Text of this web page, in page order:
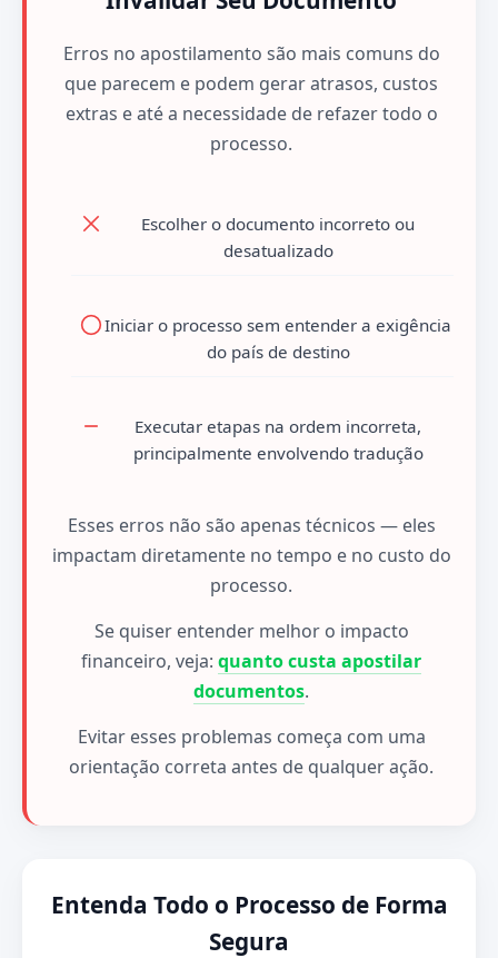
Erros no apostilamento são mais comuns do
que parecem e podem gerar atrasos, custos
extras e até a necessidade de refazer todo o
processo.
Escolher o documento incorreto ou
desatualizado
Iniciar o processo sem entender a exigência
do país de destino
Executar etapas na ordem incorreta,
principalmente envolvendo tradução
Esses erros não são apenas técnicos — eles
impactam diretamente no tempo e no custo do
processo.
Se quiser entender melhor o impacto
financeiro, veja: quanto custa apostilar
documentos.
Evitar esses problemas começa com uma
orientação correta antes de qualquer ação.
Entenda Todo o Processo de Forma
Segura